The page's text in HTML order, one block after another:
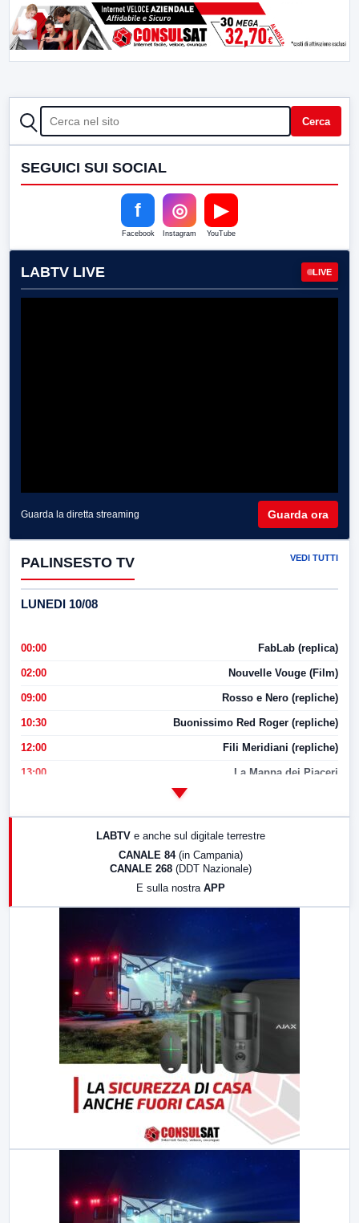
CERCA Cerca
SEGUICI SUI SOCIAL
f
Facebook
◎
Instagram
▶
YouTube
LABTV LIVE LIVE
Guarda la diretta streaming Guarda ora
PALINSESTO TV VEDI TUTTI
LUNEDI 10/08
00:00 FabLab (replica)
02:00 Nouvelle Vouge (Film)
09:00 Rosso e Nero (repliche)
10:30 Buonissimo Red Roger (repliche)
12:00 Fili Meridiani (repliche)
13:00 La Mappa dei Piaceri
LABTV e anche sul digitale terrestre
CANALE 84 (in Campania)
CANALE 268 (DDT Nazionale)
E sulla nostra APP